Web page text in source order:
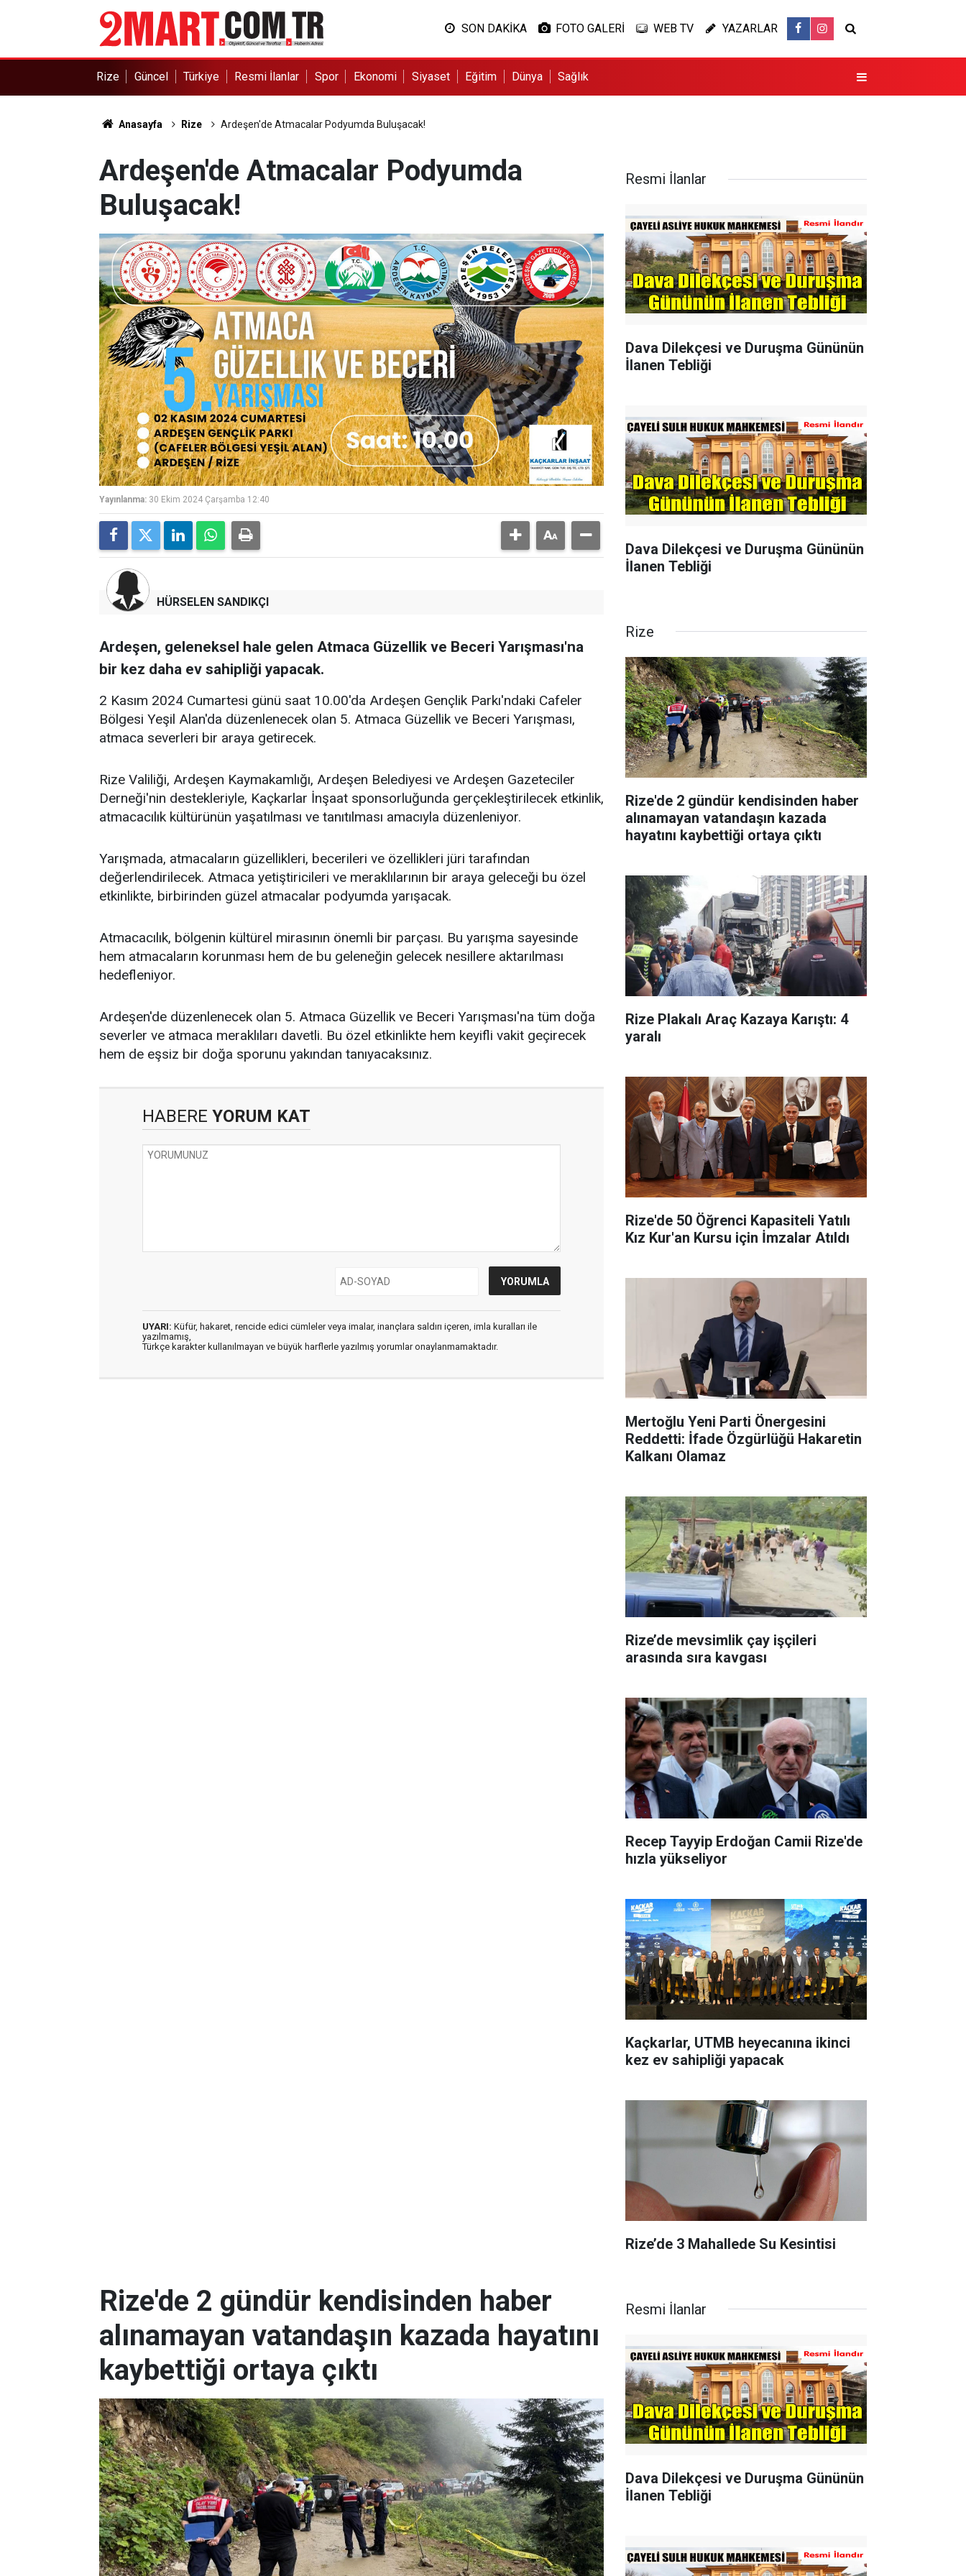
SON DAKİKA FOTO GALERİ WEB TV YAZARLAR
Rize Güncel Türkiye Resmi İlanlar Spor Ekonomi Siyaset Eğitim Dünya Sağlık
Anasayfa Rize Ardeşen'de Atmacalar Podyumda Buluşacak!
Ardeşen'de Atmacalar Podyumda
Buluşacak!
Yayınlanma: 30 Ekim 2024 Çarşamba 12:40
HÜRSELEN SANDIKÇI
Ardeşen, geleneksel hale gelen Atmaca Güzellik ve Beceri Yarışması'na
bir kez daha ev sahipliği yapacak.
2 Kasım 2024 Cumartesi günü saat 10.00'da Ardeşen Gençlik Parkı'ndaki Cafeler
Bölgesi Yeşil Alan'da düzenlenecek olan 5. Atmaca Güzellik ve Beceri Yarışması,
atmaca severleri bir araya getirecek.
Rize Valiliği, Ardeşen Kaymakamlığı, Ardeşen Belediyesi ve Ardeşen Gazeteciler
Derneği'nin destekleriyle, Kaçkarlar İnşaat sponsorluğunda gerçekleştirilecek etkinlik,
atmacacılık kültürünün yaşatılması ve tanıtılması amacıyla düzenleniyor.
Yarışmada, atmacaların güzellikleri, becerileri ve özellikleri jüri tarafından
değerlendirilecek. Atmaca yetiştiricileri ve meraklılarının bir araya geleceği bu özel
etkinlikte, birbirinden güzel atmacalar podyumda yarışacak.
Atmacacılık, bölgenin kültürel mirasının önemli bir parçası. Bu yarışma sayesinde
hem atmacaların korunması hem de bu geleneğin gelecek nesillere aktarılması
hedefleniyor.
Ardeşen'de düzenlenecek olan 5. Atmaca Güzellik ve Beceri Yarışması'na tüm doğa
severler ve atmaca meraklıları davetli. Bu özel etkinlikte hem keyifli vakit geçirecek
hem de eşsiz bir doğa sporunu yakından tanıyacaksınız.
HABERE YORUM KAT
UYARI: Küfür, hakaret, rencide edici cümleler veya imalar, inançlara saldırı içeren, imla kuralları ile
yazılmamış,
Türkçe karakter kullanılmayan ve büyük harflerle yazılmış yorumlar onaylanmamaktadır.
Resmi İlanlar
Dava Dilekçesi ve Duruşma Gününün
İlanen Tebliği
Dava Dilekçesi ve Duruşma Gününün
İlanen Tebliği
Rize
Rize'de 2 gündür kendisinden haber
alınamayan vatandaşın kazada
hayatını kaybettiği ortaya çıktı
Rize Plakalı Araç Kazaya Karıştı: 4
yaralı
Rize'de 50 Öğrenci Kapasiteli Yatılı
Kız Kur'an Kursu için İmzalar Atıldı
Mertoğlu Yeni Parti Önergesini
Reddetti: İfade Özgürlüğü Hakaretin
Kalkanı Olamaz
Rize’de mevsimlik çay işçileri
arasında sıra kavgası
Recep Tayyip Erdoğan Camii Rize'de
hızla yükseliyor
Kaçkarlar, UTMB heyecanına ikinci
kez ev sahipliği yapacak
Rize’de 3 Mahallede Su Kesintisi
Rize'de 2 gündür kendisinden haber
alınamayan vatandaşın kazada hayatını
kaybettiği ortaya çıktı
Resmi İlanlar
Dava Dilekçesi ve Duruşma Gününün
İlanen Tebliği